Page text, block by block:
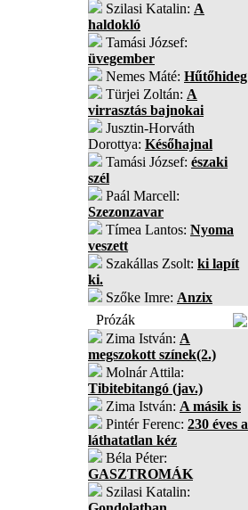
Szilasi Katalin: A
haldokló
Tamási József:
üvegember
Nemes Máté: Hűtőhideg
Türjei Zoltán: A
virrasztás bajnokai
Jusztin-Horváth
Dorottya: Későhajnal
Tamási József: északi
szél
Paál Marcell:
Szezonzavar
Tímea Lantos: Nyoma
veszett
Szakállas Zsolt: ki lapít
ki.
Szőke Imre: Anzix
Prózák
Zima István: A
megszokott színek(2.)
Molnár Attila:
Tibitebitangó (jav.)
Zima István: A másik is
Pintér Ferenc: 230 éves a
láthatatlan kéz
Béla Péter:
GASZTROMÁK
Szilasi Katalin: